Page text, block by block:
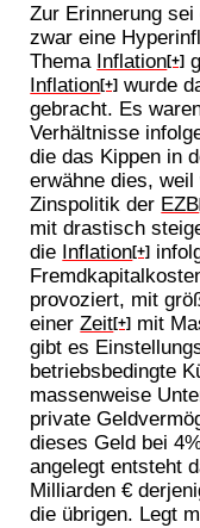
Zur Erinnerung
zwar eine
Thema Inflation[+]
Inflation[+] wurde
gebracht. Es
Verhältnisse
die das Kippen in
erwähne dies,
Zinspolitik der EZB
mit drastisch
die Inflation[+]
provoziert, mit
einerZeit[+] mit
gibt es
betriebsbedingte
massenweise
private
dieses Geld bei
angelegt entsteht
Milliarden €
die übrigen. Legt